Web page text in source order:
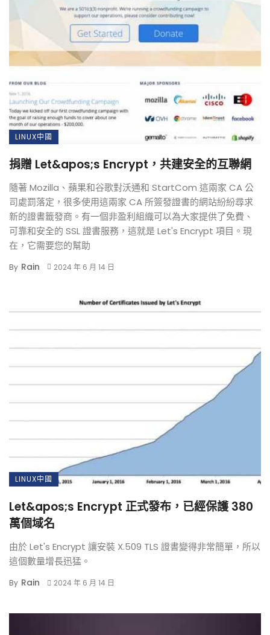
LINUX中國
捐贈 Let&apos;s Encrypt，共建安全的互聯網
隨著 Mozilla、蘋果和谷歌對沃通和 StartCom 這兩家 CA 公
司處罰落定，很多使用這兩家 CA 所簽發證書的網站紛紛尋求
新的證書籤發商。有一個非盈利組織可以為大家提供了免費、
可靠和安全的 SSL 證書服務，這就是 Let's Encrypt 項目。現
在，它需要您的幫助
By Rain 2024 年 6 月 14 日
LINUX中國
Let&apos;s Encrypt 正式發布，已經保護 380
萬個域名
由於 Let's Encrypt 讓安裝 X.509 TLS 證書變得非常簡單，所以
這個數量增長迅猛。
By Rain 2024 年 6 月 14 日